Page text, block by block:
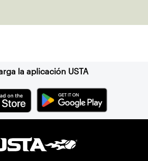
la aplicación USTA